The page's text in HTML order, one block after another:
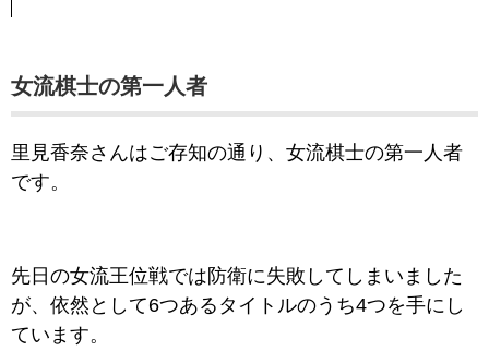
女流棋士の第一人者
里見香奈さんはご存知の通り、女流棋士の第一人者
です。
先日の女流王位戦では防衛に失敗してしまいました
が、依然として6つあるタイトルのうち4つを手にし
ています。